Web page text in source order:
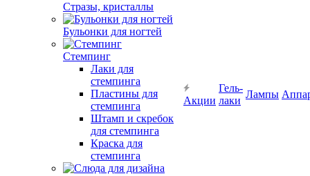
Стразы, кристаллы
Бульонки для ногтей
Стемпинг
Лаки для
стемпинга
Пластины для
стемпинга
Штамп и скребок
для стемпинга
Краска для
стемпинга
Акции
Гель-
лаки
Лампы